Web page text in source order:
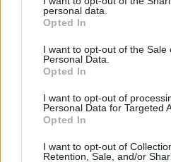
personal data.
Opted In
I want to opt-out of the Sale
Personal Data.
Opted In
I want to opt-out of
Personal Data for Targeted
Opted In
I want to opt-out of
Retention, Sale, and/or
Előzmény:#18betgyuri
Jóindulatból: Azért betege ne
leírhatatlan nevű. A magánéleted
hogy elcsépelt, de tényleg a család/